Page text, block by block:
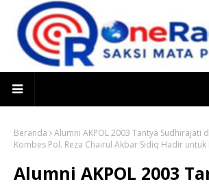
Beranda
Alumni AKPOL 2003 Tantya Sudhirajati
Kombes Pol. Reza Chairul Akbar Sidiq Hadir
Alumni AKPOL 2003